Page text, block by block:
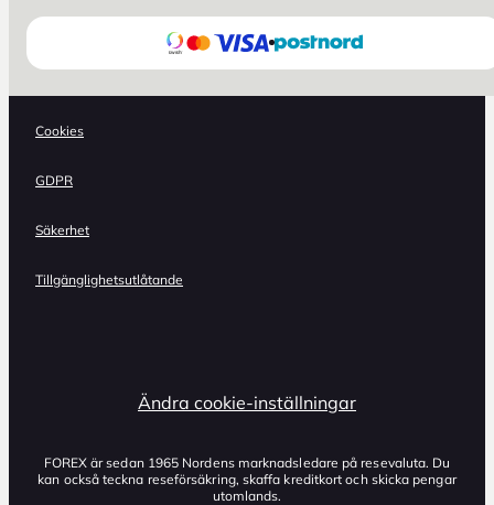
Cookies
GDPR
Säkerhet
Tillgänglighetsutlåtande
Ändra cookie-inställningar
FOREX är sedan 1965 Nordens marknadsledare på resevaluta. Du
kan också teckna reseförsäkring, skaffa kreditkort och skicka pengar
utomlands.